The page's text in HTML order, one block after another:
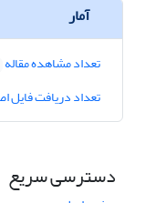
آمار
تعداد مشاهده مقاله
تعداد دریافت فایل
دسترسی سریع